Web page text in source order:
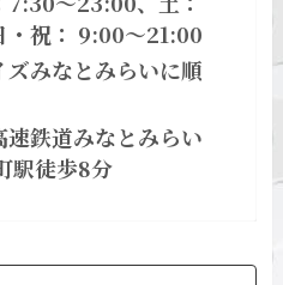
祝： 9:00～21:00
みなとみらいに順
速鉄道みなとみらい
駅徒歩8分